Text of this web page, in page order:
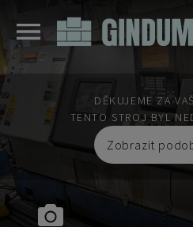
DĚKUJEME ZA
TENTO STROJ BYL
Zobrazit